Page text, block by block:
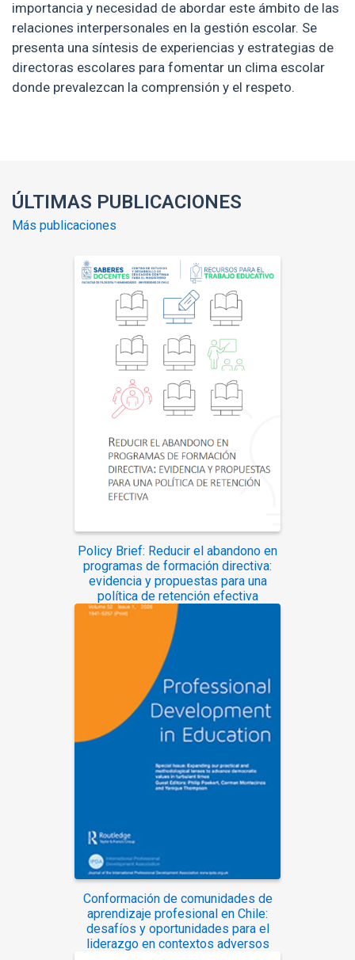
importancia y necesidad de abordar este ámbito de las
relaciones interpersonales en la gestión escolar. Se
presenta una síntesis de experiencias y estrategias de
directoras escolares para fomentar un clima escolar
donde prevalezcan la comprensión y el respeto.
ÚLTIMAS PUBLICACIONES
Más publicaciones
Policy Brief: Reducir el abandono en
programas de formación directiva:
evidencia y propuestas para una
política de retención efectiva
Conformación de comunidades de
aprendizaje profesional en Chile:
desafíos y oportunidades para el
liderazgo en contextos adversos